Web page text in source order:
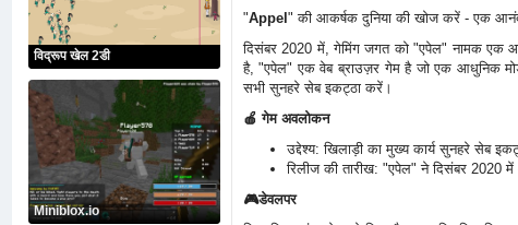
विद्रूप खेल 2डी
Miniblox.io
"Appel" की आकर्षक दुनिया की खोज करें - एक
दिसंबर 2020 में, गेमिंग जगत को "एपेल" नामक एक
है, "एपेल" एक वेब ब्राउज़र गेम है जो एक आधुनिक
सभी सुनहरे सेब इकट्ठा करें।
🍎 गेम अवलोकन
उद्देश्य: खिलाड़ी का मुख्य कार्य सुनहरे सेब
रिलीज की तारीख: "एपेल" ने दिसंबर 2020
🎮डेवलपर